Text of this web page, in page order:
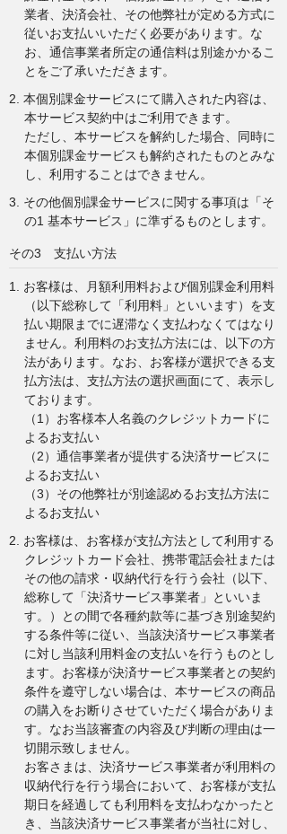
業者、決済会社、その他弊社が定める方式に
従いお支払いいただく必要があります。な
お、通信事業者所定の通信料は別途かかるこ
とをご了承いただきます。
2. 本個別課金サービスにて購入された内容は、
本サービス契約中はご利用できます。
ただし、本サービスを解約した場合、同時に
本個別課金サービスも解約されたものとみな
し、利用することはできません。
3. その他個別課金サービスに関する事項は「そ
の1 基本サービス」に準ずるものとします。
その3 支払い方法
1. お客様は、月額利用料および個別課金利用料
（以下総称して「利用料」といいます）を支
払い期限までに遅滞なく支払わなくてはなり
ません。利用料のお支払方法には、以下の方
法があります。なお、お客様が選択できる支
払方法は、支払方法の選択画面にて、表示し
ております。
（1）お客様本人名義のクレジットカードに
よるお支払い
（2）通信事業者が提供する決済サービスに
よるお支払い
（3）その他弊社が別途認めるお支払方法に
よるお支払い
2. お客様は、お客様が支払方法として利用する
クレジットカード会社、携帯電話会社または
その他の請求・収納代行を行う会社（以下、
総称して「決済サービス事業者」といいま
す。）との間で各種約款等に基づき別途契約
する条件等に従い、当該決済サービス事業者
に対し当該利用料金の支払いを行うものとし
ます。お客様が決済サービス事業者との契約
条件を遵守しない場合は、本サービスの商品
の購入をお断りさせていただく場合がありま
す。なお当該審査の内容及び判断の理由は一
切開示致しません。
お客さまは、決済サービス事業者が利用料の
収納代行を行う場合において、お客様が支払
期日を経過しても利用料を支払わなかったと
き、当該決済サービス事業者が当社に対し、